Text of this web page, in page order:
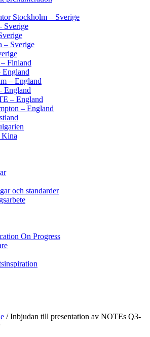
Stockholm – Sverige
Sverige
– Sverige
Finland
England
– England
England
– England
– England
Kina
och standarder
On Progress
/Inbjudan till presentation av NOTEs Q3-